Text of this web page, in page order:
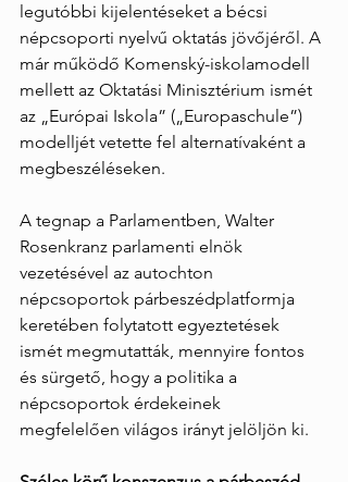
legutóbbi kijelentéseket a bécsi
népcsoporti nyelvű oktatás jövőjéről. A
már működő Komenský-iskolamodell
mellett az Oktatási Minisztérium ismét
az „Európai Iskola” („Europaschule”)
modelljét vetette fel alternatívaként a
megbeszéléseken.
A tegnap a Parlamentben, Walter
Rosenkranz parlamenti elnök
vezetésével az autochton
népcsoportok párbeszédplatformja
keretében folytatott egyeztetések
ismét megmutatták, mennyire fontos
és sürgető, hogy a politika a
népcsoportok érdekeinek
megfelelően világos irányt jelöljön ki.